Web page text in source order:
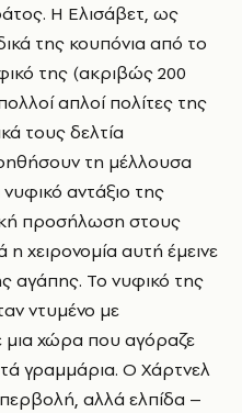
Η Ελισάβετ, ως
της κουπόνια από το
της (ακριβώς 200
απλοί πολίτες της
τους δελτία
τη μέλλουσα
αντάξιο της
προσήλωση στους
χειρονομία αυτή έμεινε
αγάπης. Το νυφικό της
ντυμένο με
μια χώρα που αγόραζε
γραμμάρια. Ο Χάρτνελ
αλλά ελπίδα –